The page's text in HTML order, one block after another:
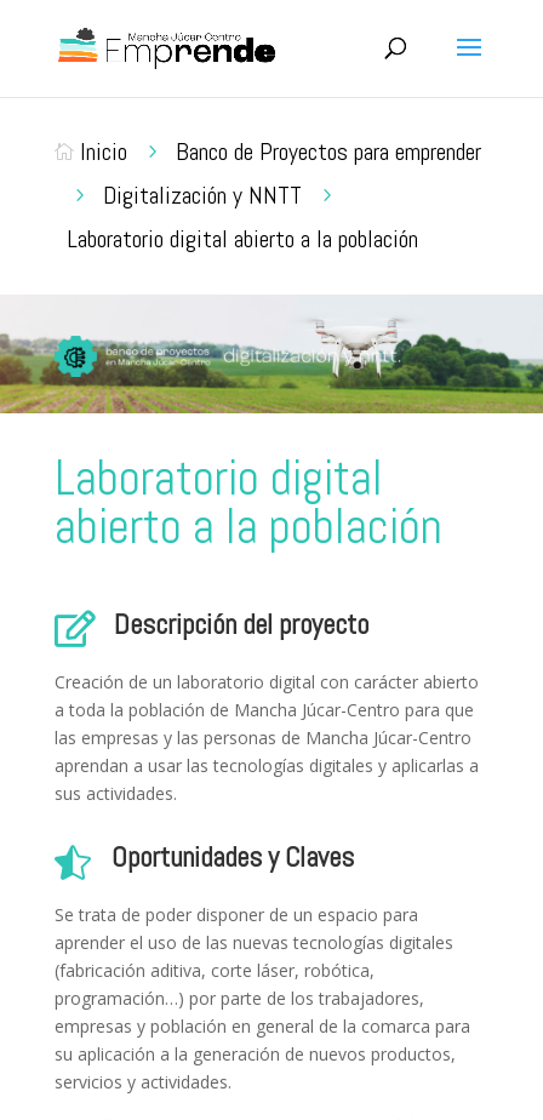
 Inicio 5 Banco de Proyectos para emprender
5 Digitalización y NNTT 5
Laboratorio digital abierto a la población
Laboratorio digital
abierto a la población
 Descripción del proyecto
Creación de un laboratorio digital con carácter abierto
a toda la población de Mancha Júcar-Centro para que
las empresas y las personas de Mancha Júcar-Centro
aprendan a usar las tecnologías digitales y aplicarlas a
sus actividades.
 Oportunidades y Claves
Se trata de poder disponer de un espacio para
aprender el uso de las nuevas tecnologías digitales
(fabricación aditiva, corte láser, robótica,
programación…) por parte de los trabajadores,
empresas y población en general de la comarca para
su aplicación a la generación de nuevos productos,
servicios y actividades.